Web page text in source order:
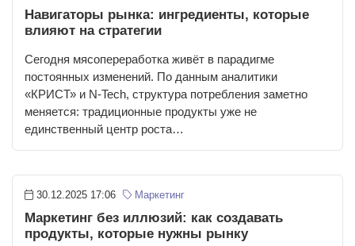
Навигаторы рынка: ингредиенты, которые
влияют на стратегии
Сегодня мясопереработка живёт в парадигме
постоянных изменений. По данным аналитики
«КРИСТ» и N-Tech, структура потребления заметно
меняется: традиционные продукты уже не
единственный центр роста…
30.12.2025 17:06 Маркетинг
Маркетинг без иллюзий: как создавать
продукты, которые нужны рынку